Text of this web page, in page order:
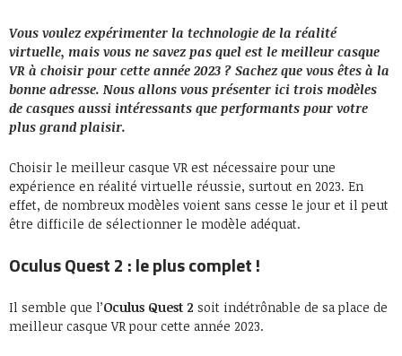
Vous voulez expérimenter la technologie de la réalité
virtuelle, mais vous ne savez pas quel est le meilleur casque
VR à choisir pour cette année 2023 ? Sachez que vous êtes à la
bonne adresse. Nous allons vous présenter ici trois modèles
de casques aussi intéressants que performants pour votre
plus grand plaisir.
Choisir le meilleur casque VR est nécessaire pour une
expérience en réalité virtuelle réussie, surtout en 2023. En
effet, de nombreux modèles voient sans cesse le jour et il peut
être difficile de sélectionner le modèle adéquat.
Oculus Quest 2 : le plus complet !
Il semble que l’Oculus Quest 2 soit indétrônable de sa place de
meilleur casque VR pour cette année 2023.